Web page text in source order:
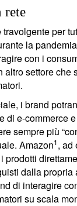
rete
per
la
con i
settore
i brand
di e-commerce
sempre più
Amazon1, ad
dalla
di interagire
su scala